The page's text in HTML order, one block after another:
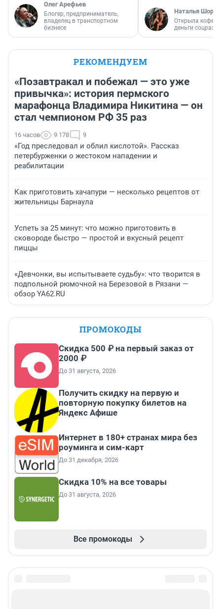
Олег Арефьев
Блогер, предприниматель,
владелец в транспортном
бизнесе
Наталья
Открыла
деньги
РЕКОМЕНДУЕМ
«Позавтракал и побежал — это уже
привычка»: история пермского
марафонца Владимира Никитина — он
стал чемпионом РФ 35 раз
16 часов 9 178 9
«Год преследовал и облил кислотой». Рассказ
петербурженки о жестоком нападении и
реабилитации
Как приготовить хачапури — несколько рецептов от
жительницы Барнаула
Успеть за 25 минут: что можно приготовить в
сковороде быстро — простой и вкусный рецепт
пиццы
«Девчонки, вы испытываете судьбу»: что творится в
подпольной рюмочной на Березовой в Рязани —
обзор YA62.RU
ПРОМОКОДЫ
Скидка 500 ₽ на первый заказ от
2000 ₽
До 31 августа, 2026
Получить скидку на первую и
повторную покупку билетов на
Яндекс Афише
Интернет в 180+ странах мира без
роуминга и сим-карт
До 31 декабря, 2026
Скидка 10% на все товары
До 31 августа, 2026
Все промокоды